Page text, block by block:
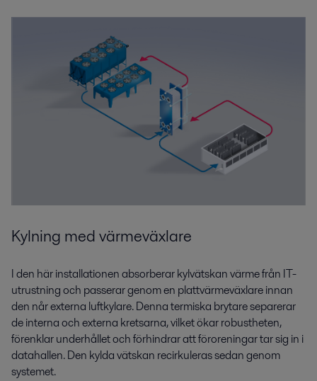
Kylning med värmeväxlare
I den här installationen absorberar kylvätskan värme från IT-
utrustning och passerar genom en plattvärmeväxlare innan
den når externa luftkylare. Denna termiska brytare separerar
de interna och externa kretsarna, vilket ökar robustheten,
förenklar underhållet och förhindrar att föroreningar tar sig in i
datahallen. Den kylda vätskan recirkuleras sedan genom
systemet.